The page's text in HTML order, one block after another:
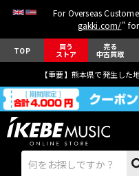
For Overseas
gakki.com/"
TOP 買う
ストア
売る
中古買取
【重要】熊本県で発生し